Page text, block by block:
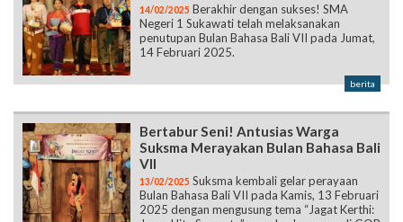
Suksma Merayakan Bulan Bahasa Bali
Bulan Bahasa Bali VII pada Kamis, 13 Februari
2025 dengan mengusung tema “Jagat Kerthi:
Jagra Hita Samasta” yang berlangsung di GOR
SMA Negeri 1 Sukawati.
berita